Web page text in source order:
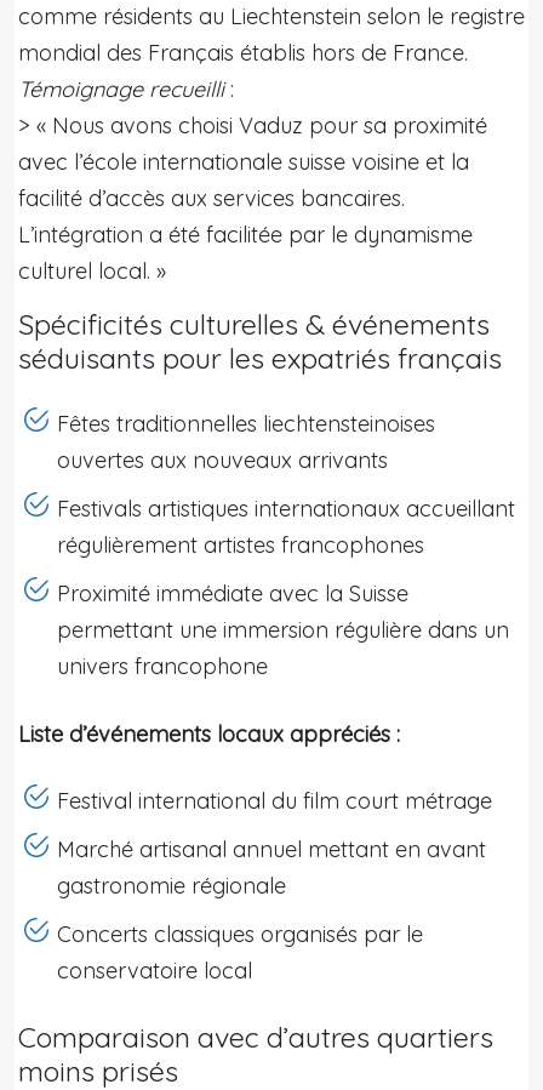
comme résidents au Liechtenstein selon le registre
mondial des Français établis hors de France.
Témoignage recueilli:
> « Nous avons choisi Vaduz pour sa proximité
avec l’école internationale suisse voisine et la
facilité d’accès aux services bancaires.
L’intégration a été facilitée par le dynamisme
culturel local. »
Spécificités culturelles & événements
séduisants pour les expatriés français
Fêtes traditionnelles liechtensteinoises
ouvertes aux nouveaux arrivants
Festivals artistiques internationaux accueillant
régulièrement artistes francophones
Proximité immédiate avec la Suisse
permettant une immersion régulière dans un
univers francophone
Liste d’événements locaux appréciés :
Festival international du film court métrage
Marché artisanal annuel mettant en avant
gastronomie régionale
Concerts classiques organisés par le
conservatoire local
Comparaison avec d’autres quartiers
moins prisés